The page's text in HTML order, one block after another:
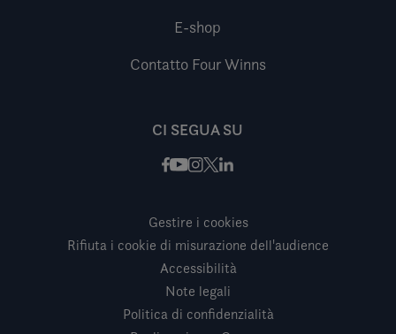
E-shop
Contatto Four Winns
CI SEGUA SU
Facebook
Youtube
Instagram
X / Twitter
LinkedIn
Gestire i cookies
Rifiuta i cookie di misurazione dell'audience
Accessibilità
Note legali
Politica di confidenzialità